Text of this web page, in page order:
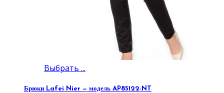
Выбрать ...
Брюки Lafei Nier — модель AP85122-NT